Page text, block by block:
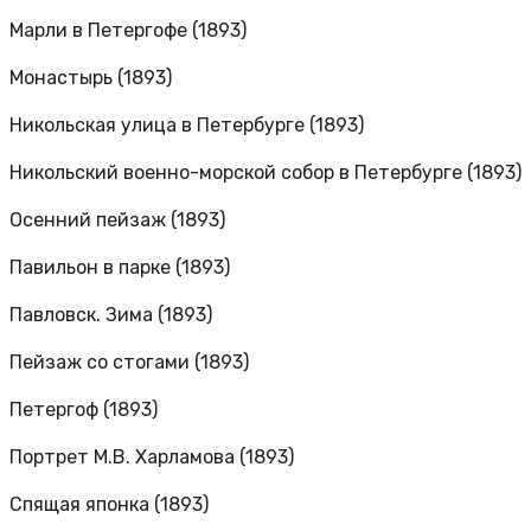
Марли в Петергофе (1893)
Монастырь (1893)
Никольская улица в Петербурге (1893)
Никольский военно-морской собор в Петербурге (1893)
Осенний пейзаж (1893)
Павильон в парке (1893)
Павловск. Зима (1893)
Пейзаж со стогами (1893)
Петергоф (1893)
Портрет М.В. Харламова (1893)
Спящая японка (1893)